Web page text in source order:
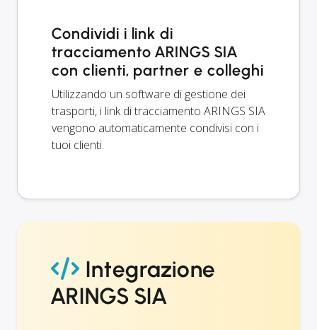
Condividi i link di
tracciamento ARINGS SIA
con clienti, partner e colleghi
Utilizzando un software di gestione dei
trasporti, i link di tracciamento ARINGS SIA
vengono automaticamente condivisi con i
tuoi clienti.
Integrazione
ARINGS SIA